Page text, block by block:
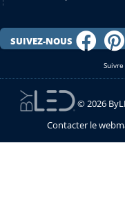
SUIVEZ-NOUS
© 2026
Contacter le